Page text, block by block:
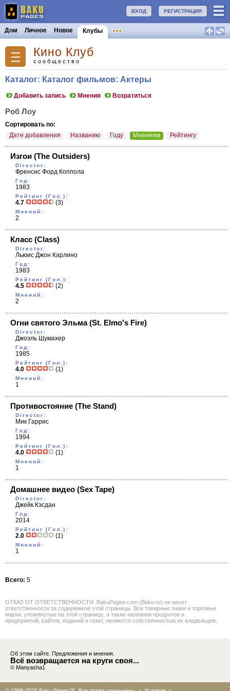
РЕГИСТРАЦИЯ
ВХОД
Дом Личное Новое Клубы
Кино Клуб
сообщество
Каталог: Каталог фильмов: Актеры
Добавить запись Мнения Возратиться
Роб Лоу
Сортировать по:
Дате добавления
Названию Году Мнениям Рейтингу
Изгои (The Outsiders)
Director:
Френсис Форд Коппола
Год:
1983
Рейтинг (Гол.):
4.7 (3)
Мнений:
2
Класс (Class)
Director:
Льюис Джон Карлино
Год:
1983
Рейтинг (Гол.):
4.5 (2)
Мнений:
2
Огни святого Эльма(St. Elmo's Fire)
Director:
Джоэль Шумахер
Год:
1985
Рейтинг (Гол.):
4.0 (1)
Мнений:
1
Противостояние (The Stand)
Director:
Мик Гаррис
Год:
1994
Рейтинг (Гол.):
4.0 (1)
Мнений:
1
Домашнее видео (Sex Tape)
Director:
Джейк Кэсдан
Год:
2014
Рейтинг (Гол.):
2.0 (1)
Мнений:
1
Всего: 5
ОТКАЗ ОТ ОТВЕТСТВЕННОСТИ: BakuPages.com (Baku.ru) не несет
ответственности за содержимое этой страницы. Все товарные знаки и торговые
марки, упомянутые на этой странице, а также названия продуктов и
предприятий, сайтов, изданий и газет, являются собственностью их владельцев.
Об этом сайте. Предложения и мнения.
Всё возвращается на круги своя...
© Manyasha1